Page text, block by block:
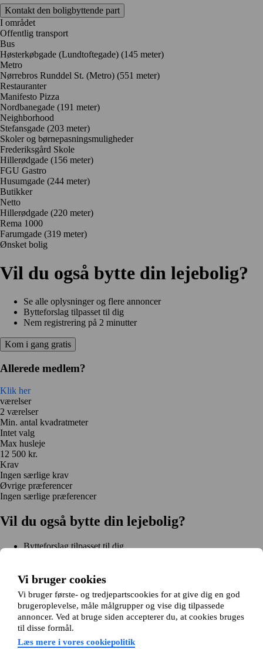
Vi bruger cookies
Vi bruger første- og tredjepartscookies for at give dig en god
brugeroplevelse, måle målgrupper og vise dig tilpassede
annoncer. Ved at bruge siden accepterer du, at cookies bruges
til disse formål.
Læs mere i vores cookiepolitik
Kontakt den boligbyttende part
I området
Offentlig transport
Bus
Høsterkøbgade (Lundtoftegade) (145 meter)
Metro
Nørrebros Runddel St. (Metro) (551 meter)
Restauranter
Manifesto Pizza
Nordbanegade (191 meter)
Neighborhood
Stefansgade (203 meter)
Skoler og børnepasningsmuligheder
Frederiksgård Skole
Hillerødgade (156 meter)
FGU Gastro
Husumgade (244 meter)
Butikker
Netto
Hillerødgade (220 meter)
Rema 1000
Farumgade (319 meter)
Ønsket bolig
Vil du også bytte din lejebolig?
Se alle oplysninger og flere annoncer
Bytteforslag tilpasset til dig
Nem registrering på 2 minutter
Kom i gang gratis
Allerede medlem?
Klik her
værelser
2 værelser
Min. antal kvadratmeter
Intet valg
Max husleje
12 500 kr.
Krav
Ingen særlige krav
Øvrige præferencer
Ingen særlige præferencer
Vil du også bytte din lejebolig?
Bytteforslag tilpasset til dig
Kom i gang gratis
Kom i gang
Kom i gang gratisSøg annoncerLog ind
Læs mere
Nyheder og tips
Om Hjembytte.dk